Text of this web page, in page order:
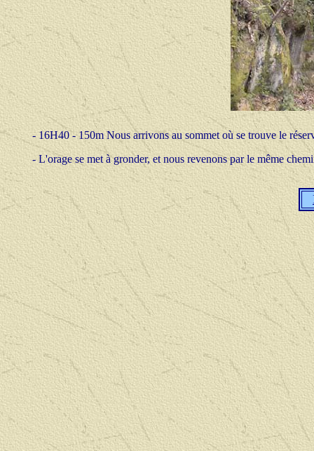
- 16H40 - 150m Nous arrivons au sommet où se trouve le
- L'orage se met à gronder, et nous revenons par le même